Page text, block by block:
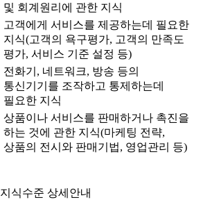
및 회계원리에 관한 지식
고객에게 서비스를 제공하는데 필요한
지식(고객의 욕구평가, 고객의 만족도
평가, 서비스 기준 설정 등)
전화기, 네트워크, 방송 등의
통신기기를 조작하고 통제하는데
필요한 지식
상품이나 서비스를 판매하거나 촉진을
하는 것에 관한 지식(마케팅 전략,
상품의 전시와 판매기법, 영업관리 등)
지식수준 상세안내